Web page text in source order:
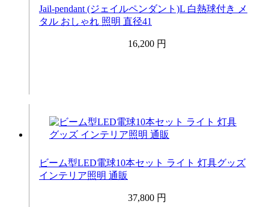
Jail-pendant (ジェイルペンダント)L 白熱球付き メ
タル おしゃれ 照明 直径41
16,200 円
ビーム型LED電球10本セット ライト 灯具グッズ
インテリア照明 通販
37,800 円